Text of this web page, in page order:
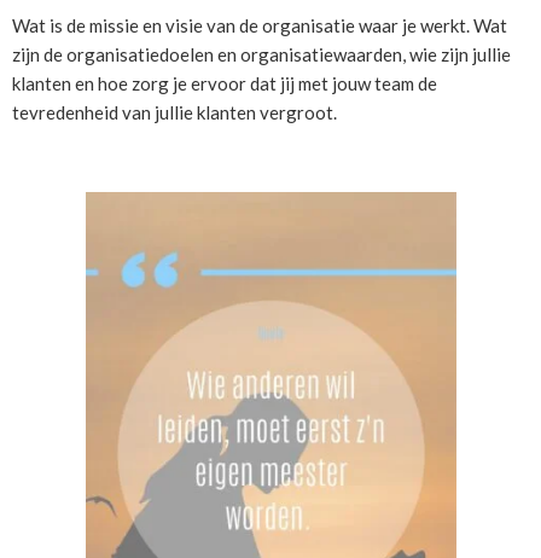
Wat is de missie en visie van de organisatie waar je werkt. Wat
zijn de organisatiedoelen en organisatiewaarden, wie zijn jullie
klanten en hoe zorg je ervoor dat jij met jouw team de
tevredenheid van jullie klanten vergroot.